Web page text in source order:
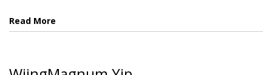
Read More